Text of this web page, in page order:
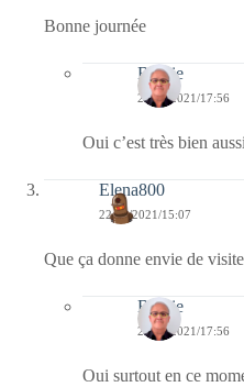
Bonne journée
Bernie
22/01/2021/17:56
Oui c’est très bien
Elena800
22/01/2021/15:07
Que ça donne envie de
Bernie
22/01/2021/17:56
Oui surtout en ce